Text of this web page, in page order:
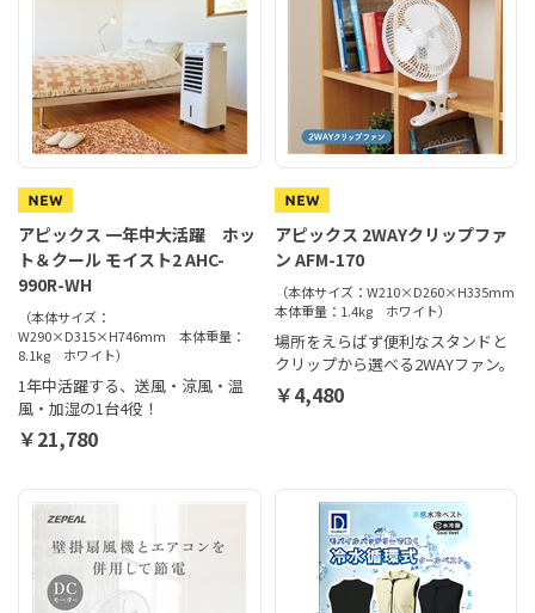
アピックス 一年中大活躍 ホッ
ト＆クール モイスト2 AHC-
990R-WH
（本体サイズ：
W290×D315×H746mm 本体重量：
8.1kg ホワイト）
1年中活躍する、送風・涼風・温
風・加湿の1台4役！
￥21,780
アピックス 2WAYクリップファ
ン AFM-170
（本体サイズ：W210×D260×H335mm
本体重量：1.4kg ホワイト）
場所をえらばず便利なスタンドと
クリップから選べる2WAYファン。
￥4,480